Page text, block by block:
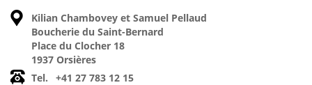
Kilian Chambovey et Samuel Pellaud
Boucherie du Saint-Bernard
Place du Clocher 18
1937 Orsières
Tel.
+41 27 783 12 15